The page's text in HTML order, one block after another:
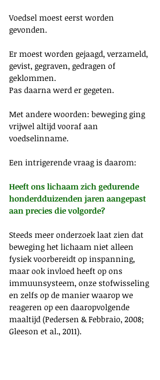
Voedsel moest eerst worden
gevonden.
Er moest worden gejaagd, verzameld,
gevist, gegraven, gedragen of
geklommen.
Pas daarna werd er gegeten.
Met andere woorden: beweging ging
vrijwel altijd vooraf aan
voedselinname.
Een intrigerende vraag is daarom:
Heeft ons lichaam zich gedurende
honderdduizenden jaren aangepast
aan precies die volgorde?
Steeds meer onderzoek laat zien dat
beweging het lichaam niet alleen
fysiek voorbereidt op inspanning,
maar ook invloed heeft op ons
immuunsysteem, onze stofwisseling
en zelfs op de manier waarop we
reageren op een daaropvolgende
maaltijd (Pedersen & Febbraio, 2008;
Gleeson et al., 2011).